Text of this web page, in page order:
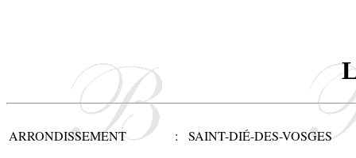
ARRONDISSEMENT : SAINT-DIÉ-DES-VOSGES